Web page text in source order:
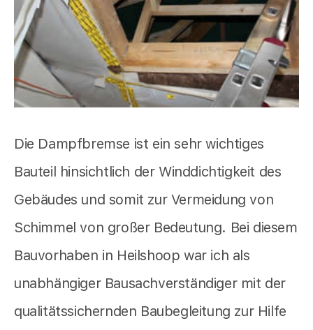
Die Dampfbremse ist ein sehr wichtiges
Bauteil hinsichtlich der Winddichtigkeit des
Gebäudes und somit zur Vermeidung von
Schimmel von großer Bedeutung. Bei diesem
Bauvorhaben in Heilshoop war ich als
unabhängiger Bausachverständiger mit der
qualitätssichernden Baubegleitung zur Hilfe